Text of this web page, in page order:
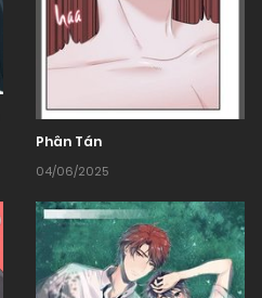
Phân Tán
04/06/2025